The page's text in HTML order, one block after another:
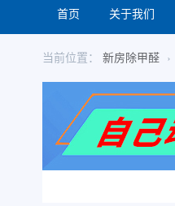
首页 关于我们
当前位置： 新房除甲醛